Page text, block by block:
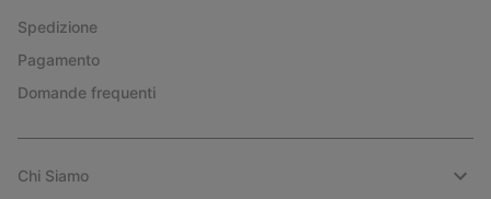
Spedizione
Pagamento
Domande frequenti
Chi Siamo